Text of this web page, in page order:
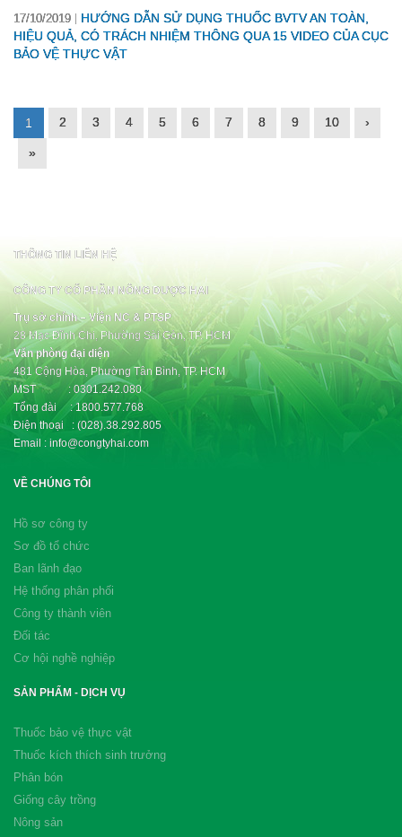
17/10/2019
HƯỚNG DẪN SỬ DỤNG THUỐC BVTV AN TOÀN,
HIỆU QUẢ, CÓ TRÁCH NHIỆM THÔNG QUA 15 VIDEO CỦA CỤC
BẢO VỆ THỰC VẬT
1 2 3 4 5 6 7 8 9 10 ›
»
THÔNG TIN LIÊN HỆ
CÔNG TY CỔ PHẦN NÔNG DƯỢC HAI
Trụ sở chính – Viện NC & PTSP
28 Mạc Đĩnh Chi, Phường Sài Gòn, TP. HCM
Văn phòng đại diện
481 Cộng Hòa, Phường Tân Bình, TP. HCM
MST : 0301.242.080
Tổng đài : 1800.577.768
Điện thoại : (028).38.292.805
Email : info@congtyhai.com
VỀ CHÚNG TÔI
Hồ sơ công ty
Sơ đồ tổ chức
Ban lãnh đạo
Hệ thống phân phối
Công ty thành viên
Đối tác
Cơ hội nghề nghiệp
SẢN PHẨM - DỊCH VỤ
Thuốc bảo vệ thực vật
Thuốc kích thích sinh trưởng
Phân bón
Giống cây trồng
Nông sản